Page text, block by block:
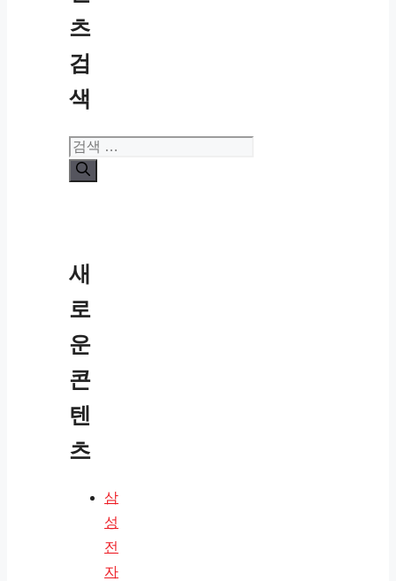
츠
검
색
검
색:
새
로
운
콘
텐
츠
삼
성
전
자